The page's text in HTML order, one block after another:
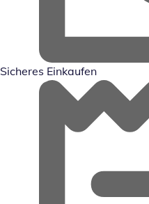
Sicheres Einkaufen